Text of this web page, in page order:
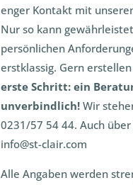
enger Kontakt mit
Nur so kann
persönlichen
erstklassig. Gern
erste Schritt: ein
unverbindlich! Wir
0231/57 54 44. Auch
info@st-clair.com
Alle Angaben werden